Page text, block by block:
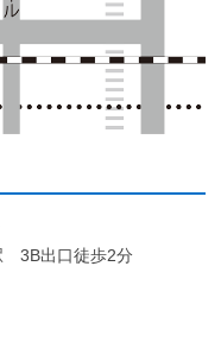
3B出口徒歩2分